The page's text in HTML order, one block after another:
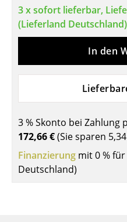
Beistelltische
Konferenztische
Stehtische & Stehpulte
Kindertische
Gartentische
3 x sofort lieferbar,
(Lieferland Deutschland)
In den
3 % Skonto bei Zahlung
172,66 €(Sie sparen
Finanzierung mit 0 %
Deutschland)